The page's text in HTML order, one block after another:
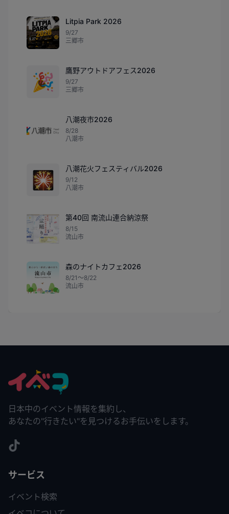
Litpia Park 2026
9/27
三郷市
🎉
鷹野アウトドアフェス2026
9/27
三郷市
八潮夜市2026
8/28
八潮市
🎇
八潮花火フェスティバル2026
9/12
八潮市
第40回 南流山連合納涼祭
8/15
流山市
森のナイトカフェ2026
8/21〜8/22
流山市
日本中のイベント情報を集約し、
あなたの"行きたい"を見つけるお手伝いをします。
サービス
イベント検索